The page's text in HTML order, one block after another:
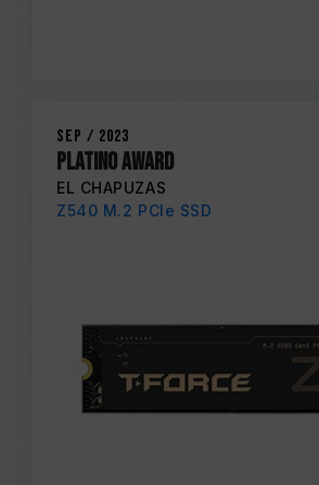
Sep / 2023
PLATINO AWARD
EL CHAPUZAS
Z540 M.2 PCIe SSD